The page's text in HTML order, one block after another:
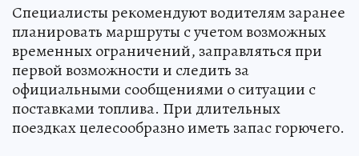
Специалисты рекомендуют водителям заранее
планировать маршруты с учетом возможных
временных ограничений, заправляться при
первой возможности и следить за
официальными сообщениями о ситуации с
поставками топлива. При длительных
поездках целесообразно иметь запас горючего.